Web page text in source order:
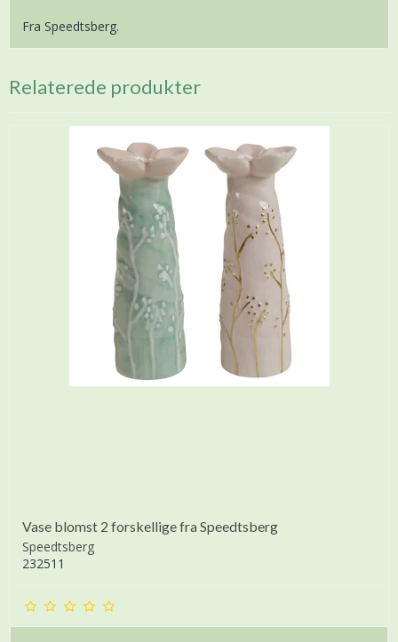
Fra Speedtsberg.
Relaterede produkter
Vase blomst 2 forskellige fra Speedtsberg
Speedtsberg
232511